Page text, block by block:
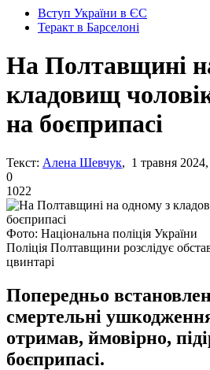
Вступ України в ЄС
Теракт в Барселоні
На Полтавщині
кладовищ
на боєприпасі
Текст: Алена Шевчук, 1 травня
0
1022
Фото: Національна поліція України
Поліція Полтавщини розслідує
цвинтарі
Попередньо
смертельні
отримав, ймовірно,
боєприпасі.